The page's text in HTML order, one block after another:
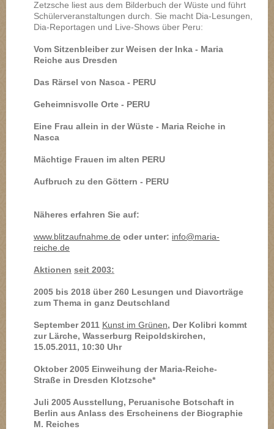
Zetzsche liest aus dem Bilderbuch der Wüste und führt
Schülerveranstaltungen durch. Sie macht Dia-Lesungen,
Dia-Reportagen und Live-Shows über Peru:
Vom Sitzenbleiber zur Weisen der Inka - Maria
Reiche aus Dresden
Das Rärsel von Nasca - PERU
Geheimnisvolle Orte - PERU
Eine Frau allein in der Wüste - Maria Reiche in
Nasca
Mächtige Frauen im alten PERU
Aufbruch zu den Göttern - PERU
Näheres erfahren Sie auf:
www.blitzaufnahme.de oder unter: info@maria-
reiche.de
Aktionen seit 2003:
2005 bis 2018 über 260 Lesungen und Diavorträge
zum Thema in ganz Deutschland
September 2011 Kunst im Grünen, Der Kolibri kommt
zur Lärche, Wasserburg Reipoldskirchen,
15.05.2011, 10:30 Uhr
Oktober 2005 Einweihung der Maria-Reiche-
Straße in Dresden Klotzsche*
Juli 2005 Ausstellung, Peruanische Botschaft in
Berlin aus Anlass des Erscheinens der Biographie
M. Reiches